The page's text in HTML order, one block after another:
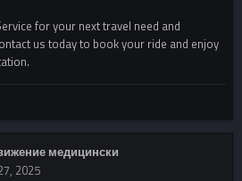
for your next travel need and
us today to book your ride and enjoy
медицински
2025